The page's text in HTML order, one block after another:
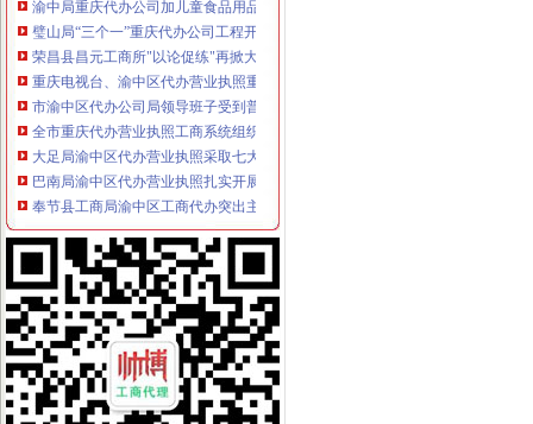
璧山局“三个一”重庆代办公司工程开展个体营者主义荣辱观教育
荣昌县昌元工商所"以论促练"再掀大练活动高潮
重庆电视台、渝中区代办营业执照重庆晨报现场采访渝北局调解消费纠纷
市渝中区代办公司局领导班子受到普遍好评
全市重庆代办营业执照工商系统组织人事信息化建设工作进入冲刺阶段
大足局渝中区代办营业执照采取七大举措深入开展食品安全监管工作
巴南局渝中区代办营业执照扎实开展种子留样备查工作
奉节县工商局渝中区工商代办突出主题精心谋划3.15活动
九龙坡局重庆代办公司三措施化保密工作
全系统抓住三大环节全面开展2006年“扫非”渝中区代办营业执照工作
万州区工商局渝中区代办公司深化信用信息化应用岗位大练活动
璧山局重庆代办公司个体工商户验照工作突出四个点
市渝中区工商代办局召开全市工商系统2005年度企业年检工作会
沙坪坝局突出“三抓”渝中区代办营业执照确保辖区旅游市场规范有序
璧山局渝中区代办营业执照三项措施大力实施商标战略
经开区登记科为我市工商系统获全国“三八红旗”渝中区工商代办先进集体荣誉称
开县局重庆代办营业执照建设主义新农村奏好六步曲